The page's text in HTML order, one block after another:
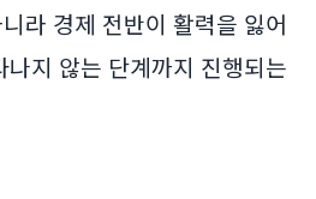
라 경제 전반이 활력을 잃어
지 않는 단계까지 진행되는